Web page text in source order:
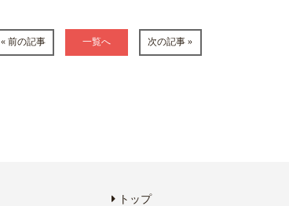
« 前の記事 一覧へ 次の記事 »
トップ